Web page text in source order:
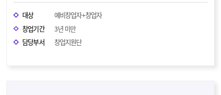
대상
예비창업자+창업자
창업기간
3년 미만
담당부서
창업지원단